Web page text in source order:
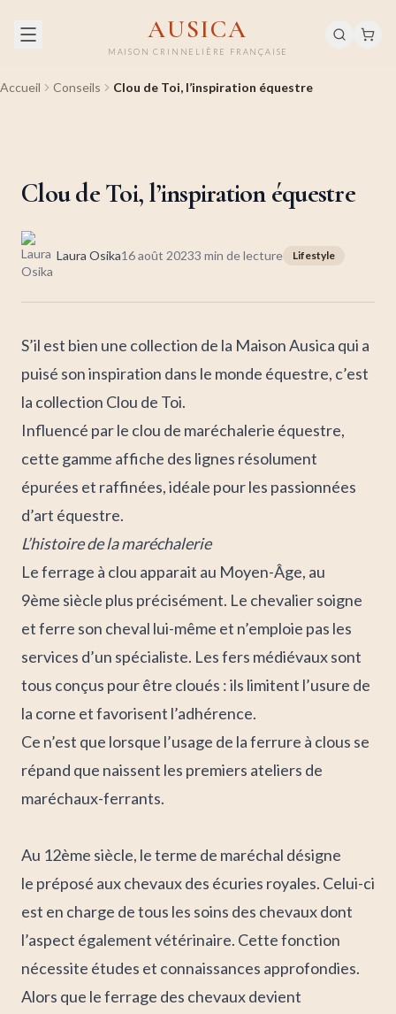
AUSICA
MAISON CRINNELIÈRE FRANÇAISE
Accueil Conseils Clou de Toi, l’inspiration équestre
Clou de Toi, l’inspiration équestre
Laura Osika16 août 20233 min de lecture Lifestyle
S’il est bien une collection de la Maison Ausica qui a
puisé son inspiration dans le monde équestre, c’est
la collection Clou de Toi.
Influencé par le clou de maréchalerie équestre,
cette gamme affiche des lignes résolument
épurées et raffinées, idéale pour les passionnées
d’art équestre.
L’histoire de la maréchalerie
Le ferrage à clou apparait au Moyen-Âge, au
9ème siècle plus précisément. Le chevalier soigne
et ferre son cheval lui-même et n’emploie pas les
services d’un spécialiste. Les fers médiévaux sont
tous conçus pour être cloués : ils limitent l’usure de
la corne et favorisent l’adhérence.
Ce n’est que lorsque l’usage de la ferrure à clous se
répand que naissent les premiers ateliers de
maréchaux-ferrants.
Au 12ème siècle, le terme de maréchal désigne
le préposé aux chevaux des écuries royales. Celui-ci
est en charge de tous les soins des chevaux dont
l’aspect également vétérinaire. Cette fonction
nécessite études et connaissances approfondies.
Alors que le ferrage des chevaux devient